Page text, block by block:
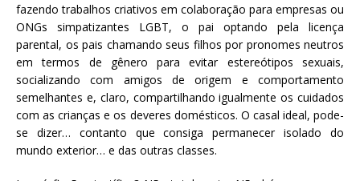
fazendo trabalhos criativos em colaboração para empresas ou
ONGs simpatizantes LGBT, o pai optando pela licença
parental, os pais chamando seus filhos por pronomes neutros
em termos de gênero para evitar estereótipos sexuais,
socializando com amigos de origem e comportamento
semelhantes e, claro, compartilhando igualmente os cuidados
com as crianças e os deveres domésticos. O casal ideal, pode-
se dizer… contanto que consiga permanecer isolado do
mundo exterior… e das outras classes.